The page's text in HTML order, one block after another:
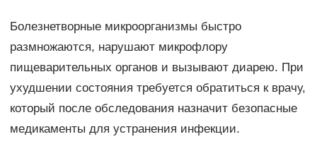
Болезнетворные микроорганизмы быстро
размножаются, нарушают микрофлору
пищеварительных органов и вызывают диарею. При
ухудшении состояния требуется обратиться к врачу,
который после обследования назначит безопасные
медикаменты для устранения инфекции.